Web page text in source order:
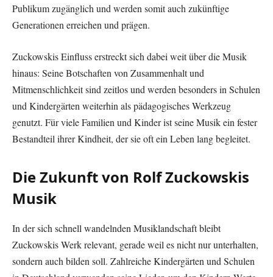
Publikum zugänglich und werden somit auch zukünftige
Generationen erreichen und prägen.
Zuckowskis Einfluss erstreckt sich dabei weit über die Musik
hinaus: Seine Botschaften von Zusammenhalt und
Mitmenschlichkeit sind zeitlos und werden besonders in Schulen
und Kindergärten weiterhin als pädagogisches Werkzeug
genutzt. Für viele Familien und Kinder ist seine Musik ein fester
Bestandteil ihrer Kindheit, der sie oft ein Leben lang begleitet.
Die Zukunft von Rolf Zuckowskis
Musik
In der sich schnell wandelnden Musiklandschaft bleibt
Zuckowskis Werk relevant, gerade weil es nicht nur unterhalten,
sondern auch bilden soll. Zahlreiche Kindergärten und Schulen